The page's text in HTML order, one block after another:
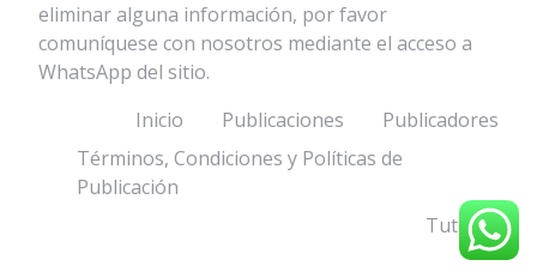
eliminar alguna información, por favor
comuníquese con nosotros mediante el acceso a
WhatsApp del sitio.
Inicio
Publicaciones
Publicadores
Términos, Condiciones y Políticas de
Publicación
Tutorial